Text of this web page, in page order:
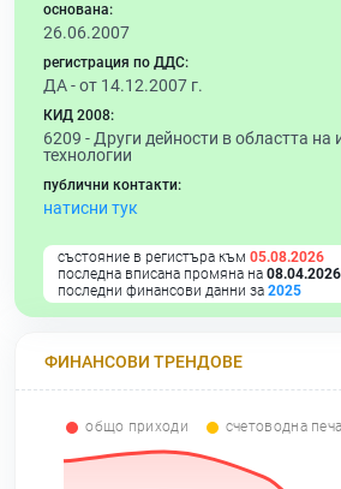
основана:
26.06.2007
регистрация по ДДС:
ДА - от 14.12.2007 г.
КИД 2008:
6209 - Други дейности в областта
технологии
публични контакти:
натисни тук
състояние в регистъра към 05.08.2026
последна вписана промяна на 08.04.2026
последни финансови данни за 2025
ФИНАНСОВИ ТРЕНДОВЕ
общо приходи счетоводна